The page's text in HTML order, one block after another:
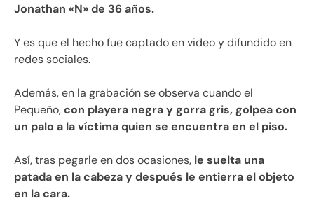
Jonathan «N» de 36 años.
Y es que el hecho fue captado en video y difundido en
redes sociales.
Además, en la grabación se observa cuando el
Pequeño,con playera negra y gorra gris, golpea con
un palo a la víctima quien se encuentra en el piso.
Así, tras pegarle en dos ocasiones, le suelta una
patada en la cabeza y después le entierra el objeto
en la cara.